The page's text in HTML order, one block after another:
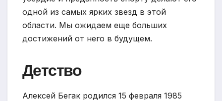
одной из самых ярких звезд в этой
области. Мы ожидаем еще больших
достижений от него в будущем.
Детство
Алексей Бегак родился 15 февраля 1985